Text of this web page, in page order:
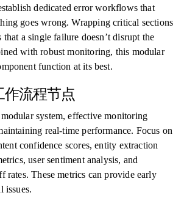
dedicated error workflows that
goes wrong. Wrapping critical sections
that a single failure doesn’t disrupt the
with robust monitoring, this modular
function at its best.
作流程节点
system, effective monitoring
real-time performance. Focus on
confidence scores, entity extraction
user sentiment analysis, and
rates. These metrics can provide early
issues.